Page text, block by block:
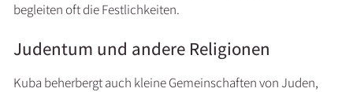
begleiten oft die Festlichkeiten.
Judentum und andere Religionen
Kuba beherbergt auch kleine Gemeinschaften von Juden,